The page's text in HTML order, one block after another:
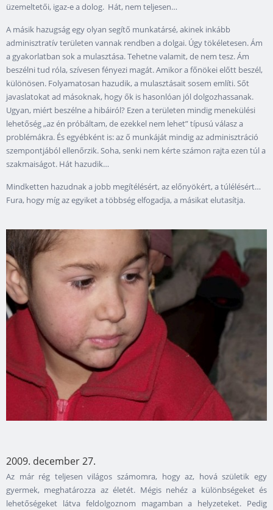
üzemeltetői, igaz-e a dolog. Hát, nem teljesen…
A másik hazugság egy olyan segítő munkatársé, akinek inkább
adminisztratív területen vannak rendben a dolgai. Úgy tökéletesen. Ám
a gyakorlatban sok a mulasztása. Tehetne valamit, de nem tesz. Ám
beszélni tud róla, szívesen fényezi magát. Amikor a főnökei előtt beszél,
különösen. Folyamatosan hazudik, a mulasztásait sosem említi. Sőt
javaslatokat ad másoknak, hogy ők is hasonlóan jól dolgozhassanak.
Ugyan, miért beszélne a hibáiról? Ezen a területen mindig menekülési
lehetőség „az én próbáltam, de ezekkel nem lehet” típusú válasz a
problémákra. És egyébként is: az ő munkáját mindig az adminisztráció
szempontjából ellenőrzik. Soha, senki nem kérte számon rajta ezen túl a
szakmaiságot. Hát hazudik…
Mindketten hazudnak a jobb megítélésért, az előnyökért, a túlélésért…
Fura, hogy míg az egyiket a többség elfogadja, a másikat elutasítja.
2009. december 27.
Az már rég teljesen világos számomra, hogy az, hová születik egy
gyermek, meghatározza az életét. Mégis nehéz a különbségeket és
lehetőségeket látva feldolgoznom magamban a helyzeteket. Pedig